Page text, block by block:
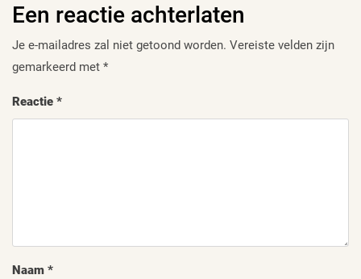
Een reactie achterlaten
Je e-mailadres zal niet getoond worden. Vereiste velden zijn
gemarkeerd met *
Reactie *
Naam *